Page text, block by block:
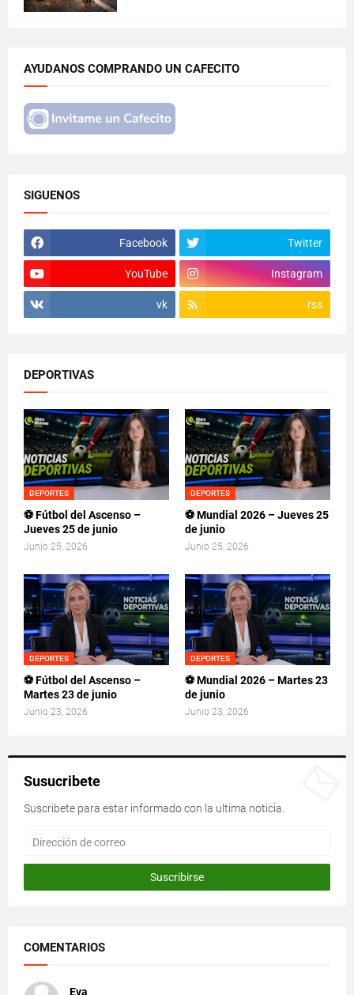
AYUDANOS COMPRANDO UN CAFECITO
SIGUENOS
Facebook Twitter
YouTube Instagram
vk rss
DEPORTIVAS
DEPORTES
⚽ Fútbol del Ascenso –
Jueves 25 de junio
Junio 25, 2026
DEPORTES
⚽ Mundial 2026 – Jueves 25
de junio
Junio 25, 2026
DEPORTES
⚽ Fútbol del Ascenso –
Martes 23 de junio
Junio 23, 2026
DEPORTES
⚽ Mundial 2026 – Martes 23
de junio
Junio 23, 2026
Susucribete
Suscribete para estar informado con la ultima noticia.
COMENTARIOS
Eva